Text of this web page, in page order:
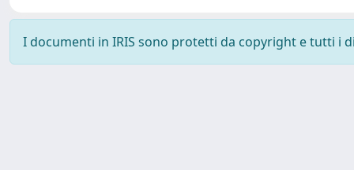
I documenti in IRIS sono protetti da copyright e tutti i